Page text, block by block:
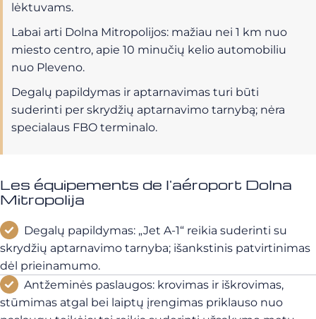
lėktuvams.
Labai arti Dolna Mitropolijos: mažiau nei 1 km nuo
miesto centro, apie 10 minučių kelio automobiliu
nuo Pleveno.
Degalų papildymas ir aptarnavimas turi būti
suderinti per skrydžių aptarnavimo tarnybą; nėra
specialaus FBO terminalo.
Les équipements de l'aéroport Dolna
Mitropolija
Degalų papildymas: „Jet A-1“ reikia suderinti su
skrydžių aptarnavimo tarnyba; išankstinis patvirtinimas
dėl prieinamumo.
Antžeminės paslaugos: krovimas ir iškrovimas,
stūmimas atgal bei laiptų įrengimas priklauso nuo